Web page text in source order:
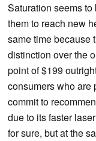
Saturation seems
them to reach new
same time because
distinction over the
point of $199
consumers who are
commit to
due to its faster
for sure, but at the